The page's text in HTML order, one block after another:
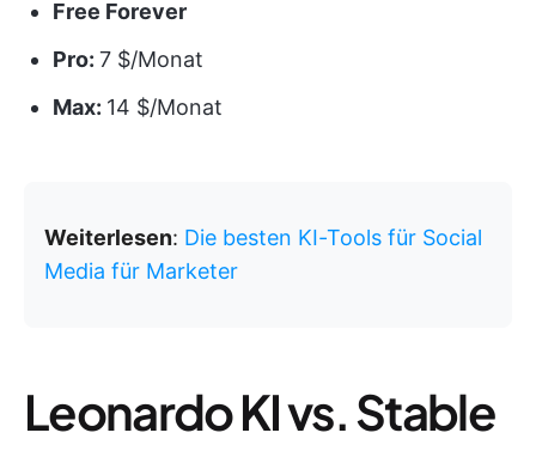
Free Forever
Pro: 7 $/Monat
Max: 14 $/Monat
Weiterlesen: Die besten KI-Tools für Social
Media für Marketer
Leonardo KI vs. Stable